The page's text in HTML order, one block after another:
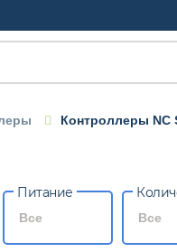
Контроллеры NC
Питание
Все Все